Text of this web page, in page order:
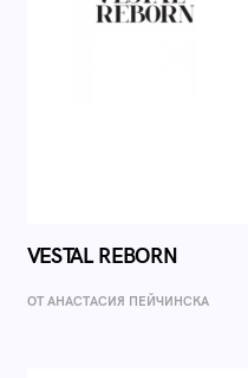
VESTAL REBORN
ОТ AНАСТАСИЯ ПЕЙЧИНСКА